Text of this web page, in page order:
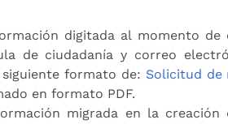
digitada al momento de
de ciudadanía y correo
formato de: Solicitud de
en formato PDF.
migrada en la creación